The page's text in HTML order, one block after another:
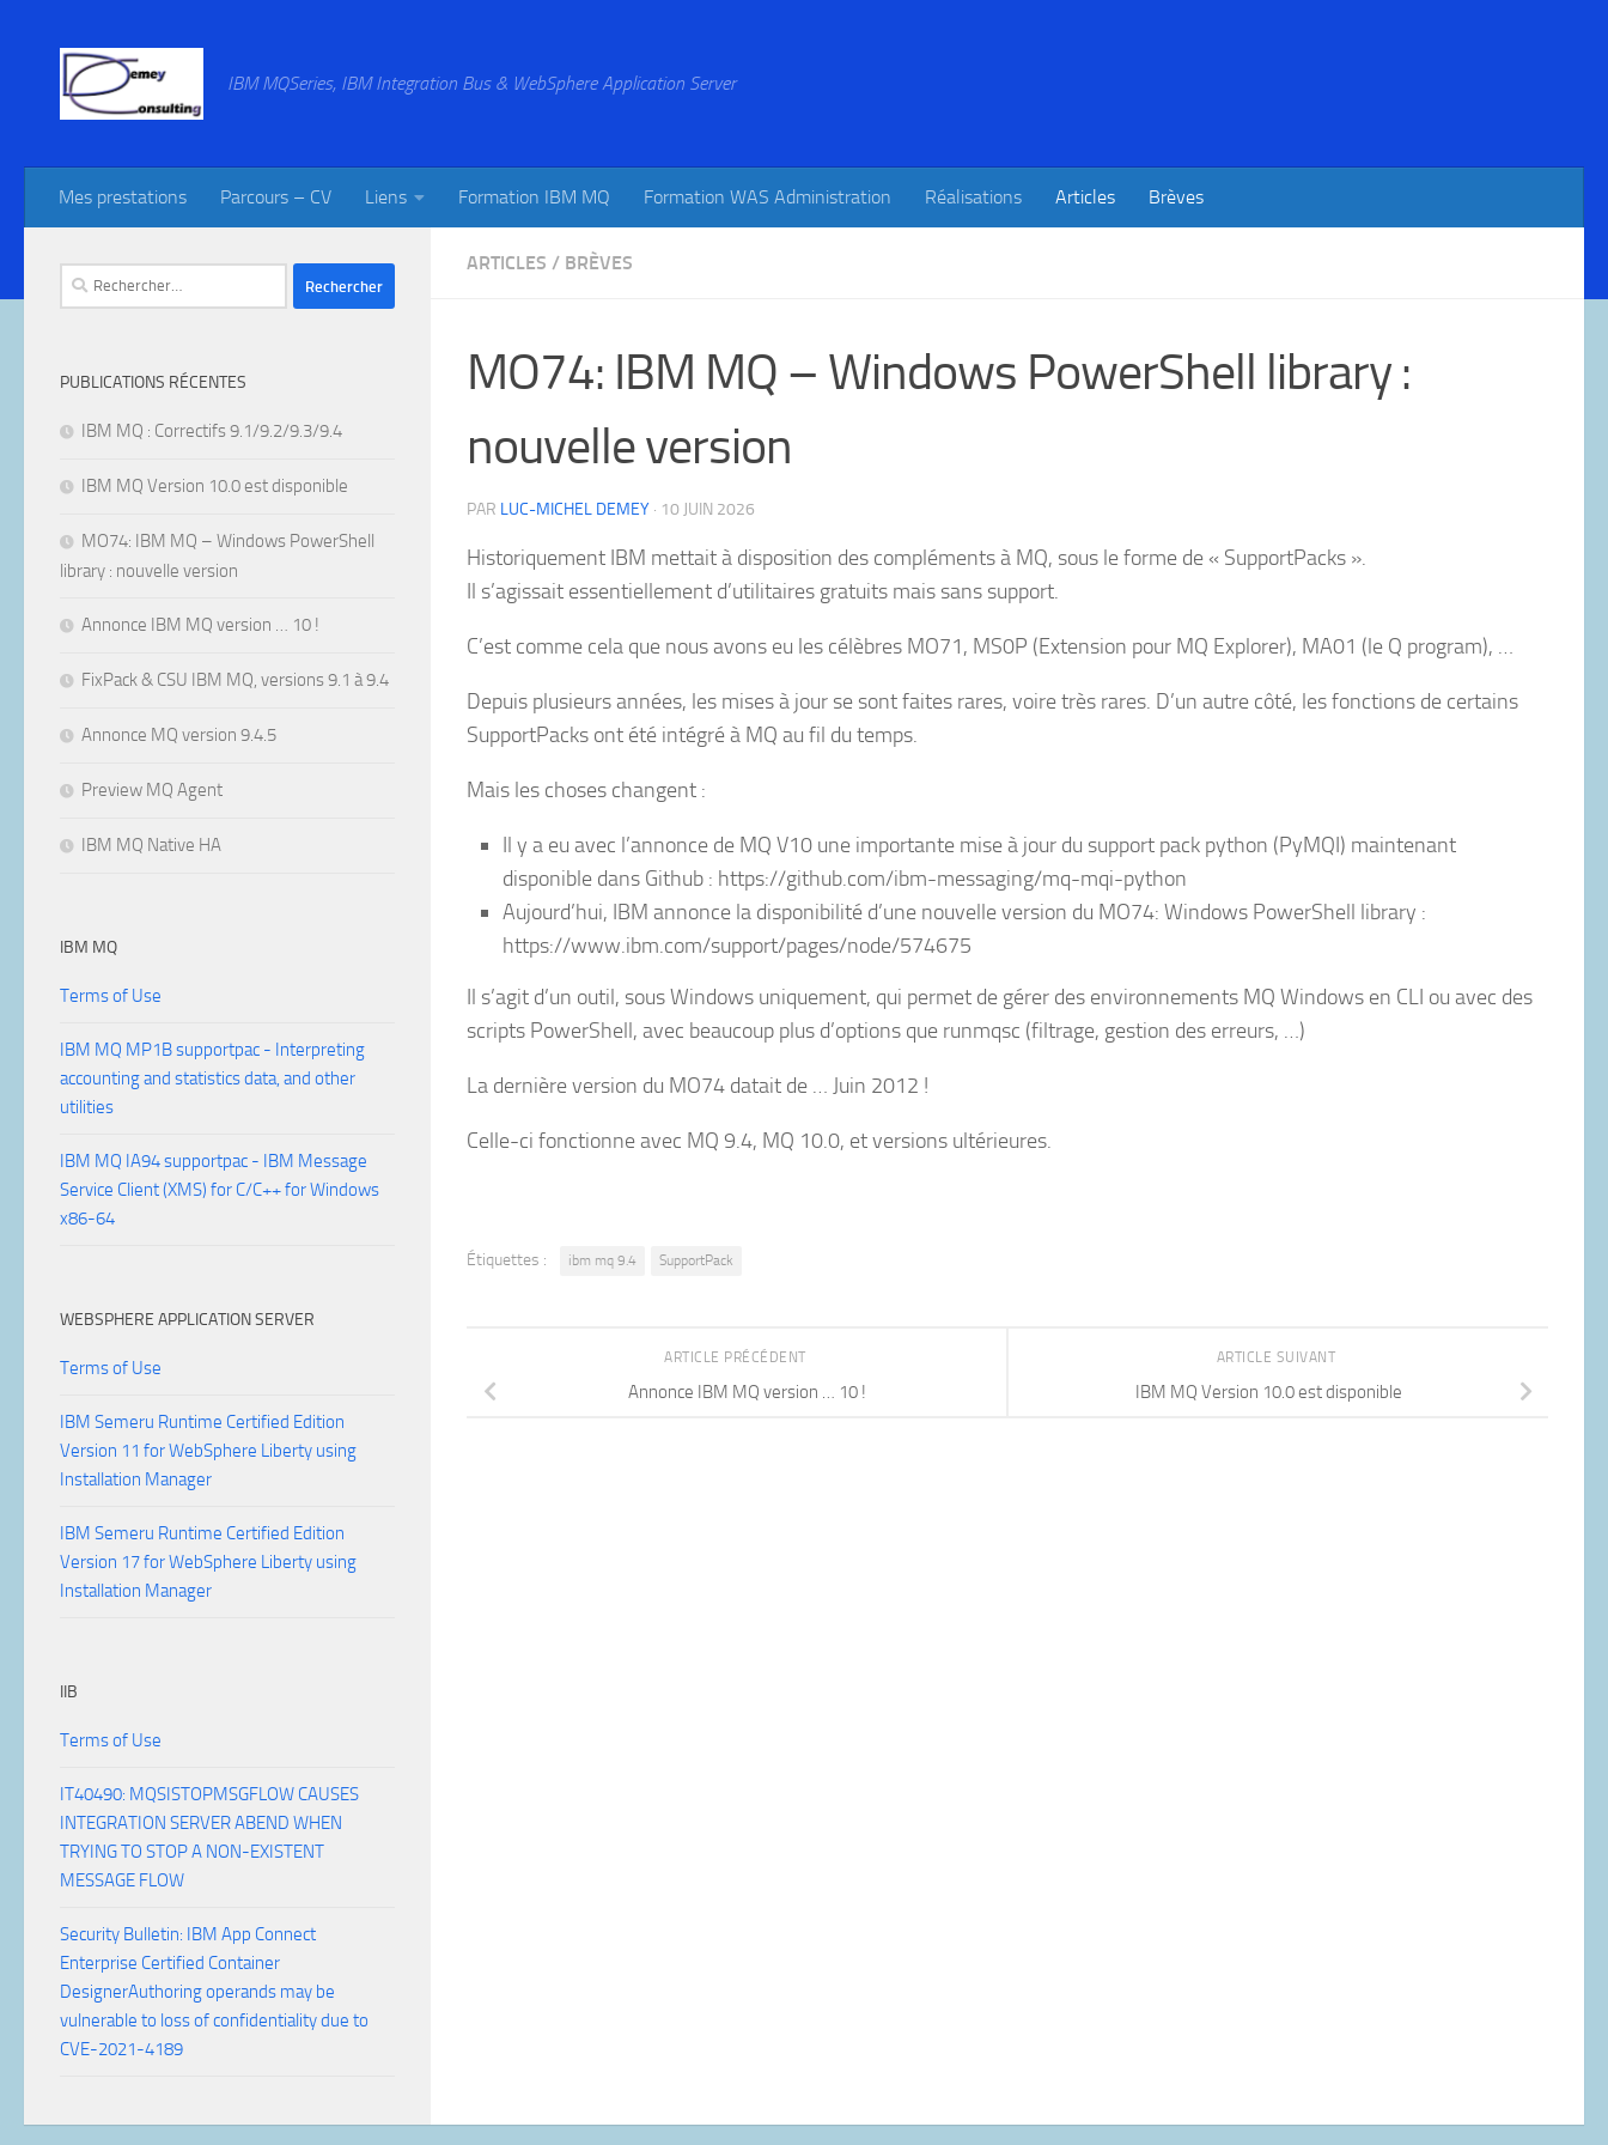
IBM MQSeries, IBM Integration Bus & WebSphere Application Server
Mes prestations Parcours – CV Liens Formation IBM MQ Formation WAS Administration Réalisations Articles Brèves
ARTICLES / BRÈVES
MO74: IBM MQ – Windows PowerShell library :
nouvelle version
PAR LUC-MICHEL DEMEY · 10 JUIN 2026
Historiquement IBM mettait à disposition des compléments à MQ, sous le forme de « SupportPacks ».
Il s’agissait essentiellement d’utilitaires gratuits mais sans support.
C’est comme cela que nous avons eu les célèbres MO71, MS0P (Extension pour MQ Explorer), MA01 (le Q program), …
Depuis plusieurs années, les mises à jour se sont faites rares, voire très rares. D’un autre côté, les fonctions de certains
SupportPacks ont été intégré à MQ au fil du temps.
Mais les choses changent :
Il y a eu avec l’annonce de MQ V10 une importante mise à jour du support pack python (PyMQI) maintenant
disponible dans Github : https://github.com/ibm-messaging/mq-mqi-python
Aujourd’hui, IBM annonce la disponibilité d’une nouvelle version du MO74: Windows PowerShell library :
https://www.ibm.com/support/pages/node/574675
Il s’agit d’un outil, sous Windows uniquement, qui permet de gérer des environnements MQ Windows en CLI ou avec des
scripts PowerShell, avec beaucoup plus d’options que runmqsc (filtrage, gestion des erreurs, …)
La dernière version du MO74 datait de … Juin 2012 !
Celle-ci fonctionne avec MQ 9.4, MQ 10.0, et versions ultérieures.
Étiquettes : ibm mq 9.4 SupportPack
ARTICLE SUIVANT
IBM MQ Version 10.0 est disponible
ARTICLE PRÉCÉDENT
Annonce IBM MQ version … 10 !
Rechercher :
PUBLICATIONS RÉCENTES
IBM MQ : Correctifs 9.1/9.2/9.3/9.4
IBM MQ Version 10.0 est disponible
MO74: IBM MQ – Windows PowerShell
library : nouvelle version
Annonce IBM MQ version … 10 !
FixPack & CSU IBM MQ, versions 9.1 à 9.4
Annonce MQ version 9.4.5
Preview MQ Agent
IBM MQ Native HA
IBM MQ
Terms of Use
IBM MQ MP1B supportpac - Interpreting
accounting and statistics data, and other
utilities
IBM MQ IA94 supportpac - IBM Message
Service Client (XMS) for C/C++ for Windows
x86-64
WEBSPHERE APPLICATION SERVER
Terms of Use
IBM Semeru Runtime Certified Edition
Version 11 for WebSphere Liberty using
Installation Manager
IBM Semeru Runtime Certified Edition
Version 17 for WebSphere Liberty using
Installation Manager
IIB
Terms of Use
IT40490: MQSISTOPMSGFLOW CAUSES
INTEGRATION SERVER ABEND WHEN
TRYING TO STOP A NON-EXISTENT
MESSAGE FLOW
Security Bulletin: IBM App Connect
Enterprise Certified Container
DesignerAuthoring operands may be
vulnerable to loss of confidentiality due to
CVE-2021-4189